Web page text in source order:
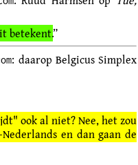
betekent.”
: daarop Belgicus Simplex
ook al niet? Nee, het zou
en dan gaan de